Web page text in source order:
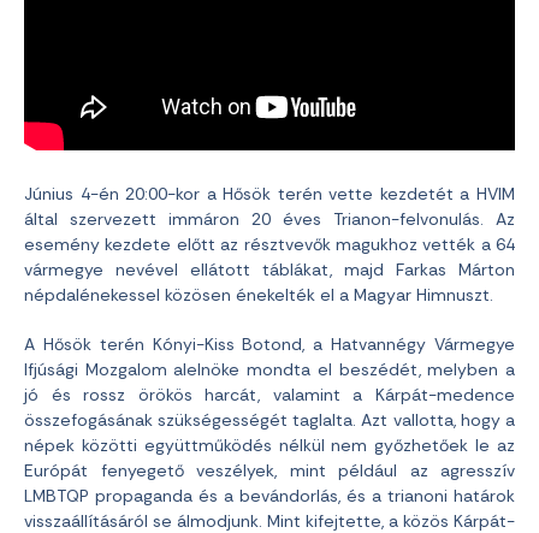
Június 4-én 20:00-kor a Hősök terén vette kezdetét a HVIM
által szervezett immáron 20 éves Trianon-felvonulás. Az
esemény kezdete előtt az résztvevők magukhoz vették a 64
vármegye nevével ellátott táblákat, majd Farkas Márton
népdalénekessel közösen énekelték el a Magyar Himnuszt.
A Hősök terén Kónyi-Kiss Botond, a Hatvannégy Vármegye
Ifjúsági Mozgalom alelnöke mondta el beszédét, melyben a
jó és rossz örökös harcát, valamint a Kárpát-medence
összefogásának szükségességét taglalta. Azt vallotta, hogy a
népek közötti együttműködés nélkül nem győzhetőek le az
Európát fenyegető veszélyek, mint például az agresszív
LMBTQP propaganda és a bevándorlás, és a trianoni határok
visszaállításáról se álmodjunk. Mint kifejtette, a közös Kárpát-